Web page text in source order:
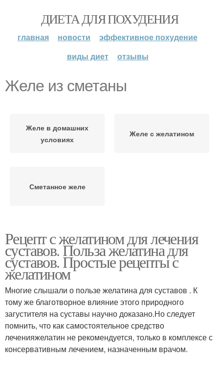
ДИЕТА ДЛЯ ПОХУДЕНИЯ
главная новости
эффективное похудение
виды диет
отзывы
Желе из сметаны
Желе в домашних
условиях
Желе с желатином
Сметанное желе
Рецепт с желатином для лечения
суставов. Польза желатина для
суставов. Простые рецепты с
желатином
Многие слышали о пользе желатина для суставов . К
тому же благотворное влияние этого природного
загустителя на суставы научно доказано.Но следует
помнить, что как самостоятельное средство
леченияжелатин не рекомендуется, только в комплексе с
консервативным лечением, назначенным врачом.